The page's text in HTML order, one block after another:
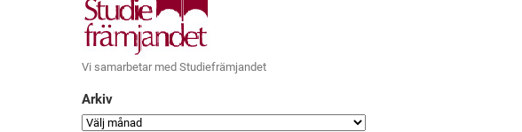
Vi samarbetar med Studiefrämjandet
Arkiv